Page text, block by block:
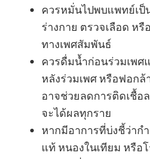
ควรหมั่นไปพบแพทย์เป็
ร่างกาย ตรวจเลือด ห
ทางเพศสัมพันธ์
ควรดื่มน้ำก่อนร่วมเพศ
หลังร่วมเพศ หรือฟอก
อาจช่วยลดการติดเชื้อ
จะได้ผลทุกราย
หากมีอาการที่บ่งชี้ว่าก
แท้ หนองในเทียม หรือ